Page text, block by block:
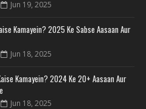
Jun 19, 2025
Kamayein? 2025 Ke Sabse Aasaan Aur
Jun 18, 2025
Kamayein? 2024 Ke 20+ Aasaan Aur
Jun 18, 2025